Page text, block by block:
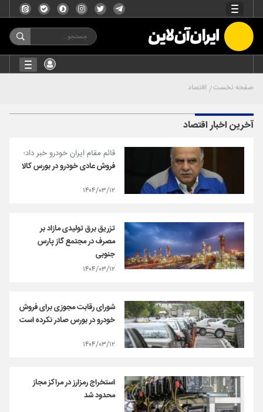
صفحه نخست اقتصاد
آخرین اخبار اقتصاد
قائم مقام ایران خودرو خبر داد؛
فروش عادی خودرو در بورس کالا
۱۴۰۴/۰۳/۱۲
تزریق برق تولیدی مازاد بر
مصرف در مجتمع گاز پارس
جنوبی
۱۴۰۴/۰۳/۱۲
شورای رقابت مجوزی برای فروش
خودرو در بورس صادر نکرده است
۱۴۰۴/۰۳/۱۲
استخراج رمزارز در مراکز مجاز
محدود شد